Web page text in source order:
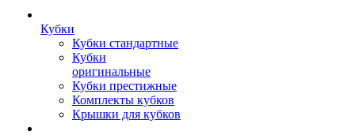
Кубки
Кубки стандартные
Кубки
оригинальные
Кубки престижные
Комплекты кубков
Крышки для кубков